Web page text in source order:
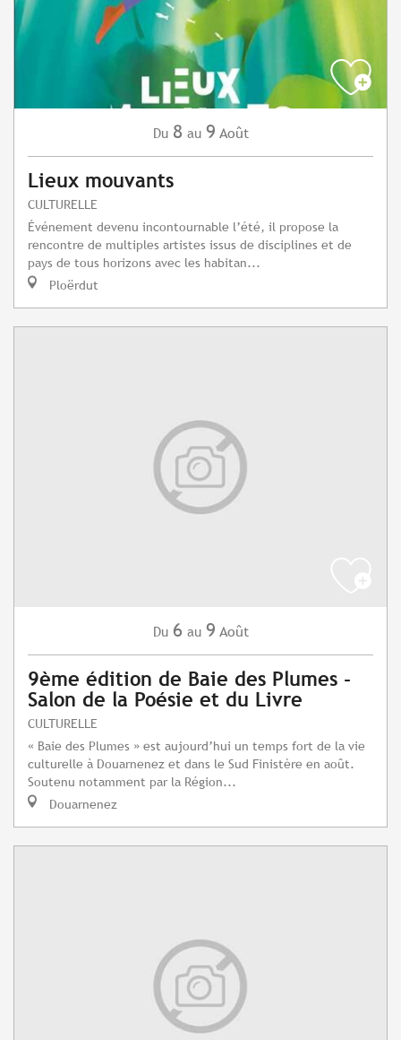
Du 8 au 9 Août
Lieux mouvants
CULTURELLE
Événement devenu incontournable l’été, il propose la
rencontre de multiples artistes issus de disciplines et de
pays de tous horizons avec les habitan...
Ploërdut
Du 6 au 9 Août
9ème édition de Baie des Plumes -
Salon de la Poésie et du Livre
CULTURELLE
« Baie des Plumes » est aujourd’hui un temps fort de la vie
culturelle à Douarnenez et dans le Sud Finistère en août.
Soutenu notamment par la Région...
Douarnenez